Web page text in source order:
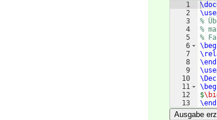
1
2
3
4
5
6
7
8
9
10
11
12
13
%
%
%
\end
$
\end
Ausgabe